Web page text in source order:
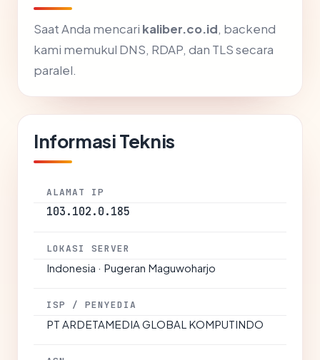
Saat Anda mencari kaliber.co.id, backend
kami memukul DNS, RDAP, dan TLS secara
paralel.
Informasi Teknis
ALAMAT IP
103.102.0.185
LOKASI SERVER
Indonesia · Pugeran Maguwoharjo
ISP / PENYEDIA
PT ARDETAMEDIA GLOBAL KOMPUTINDO